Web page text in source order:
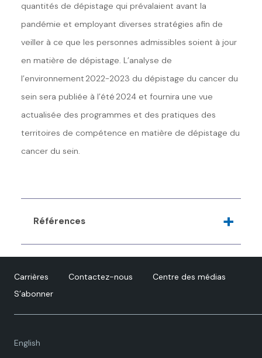
quantités de dépistage qui prévalaient avant la
pandémie et employant diverses stratégies afin de
veiller à ce que les personnes admissibles soient à jour
en matière de dépistage. L’analyse de
l’environnement 2022-2023 du dépistage du cancer du
sein sera publiée à l’été 2024 et fournira une vue
actualisée des programmes et des pratiques des
territoires de compétence en matière de dépistage du
cancer du sein.
Références
1. Yong,J. H.,Mainprize,J. G.,Yaffe,M. J. et coll.
interruption:COVID-19 and population-based
cancer screening in Canada.
Carrières Contactez-nous
Centre des médias
S’abonner
English
Language